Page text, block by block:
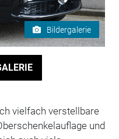
Bildergalerie
vielfach verstellbare
und